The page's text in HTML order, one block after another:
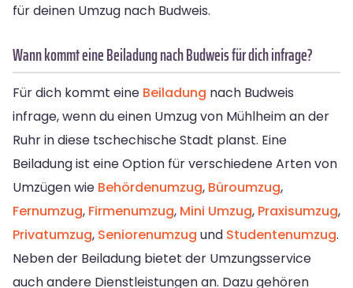
für deinen Umzug nach Budweis.
Wann kommt eine Beiladung nach Budweis für dich infrage?
Für dich kommt eine Beiladung nach Budweis
infrage, wenn du einen Umzug von Mühlheim an der
Ruhr in diese tschechische Stadt planst. Eine
Beiladung ist eine Option für verschiedene Arten von
Umzügen wie Behördenumzug, Büroumzug,
Fernumzug, Firmenumzug, Mini Umzug, Praxisumzug,
Privatumzug, Seniorenumzug und Studentenumzug.
Neben der Beiladung bietet der Umzungsservice
auch andere Dienstleistungen an. Dazu gehören